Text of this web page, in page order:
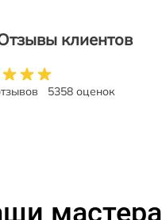
клиентов
5358 оценок
мастера